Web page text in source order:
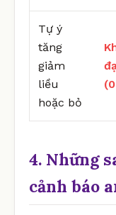
Tự ý
tăng
giảm
liều
hoặc bỏ
4. Những
cảnh báo